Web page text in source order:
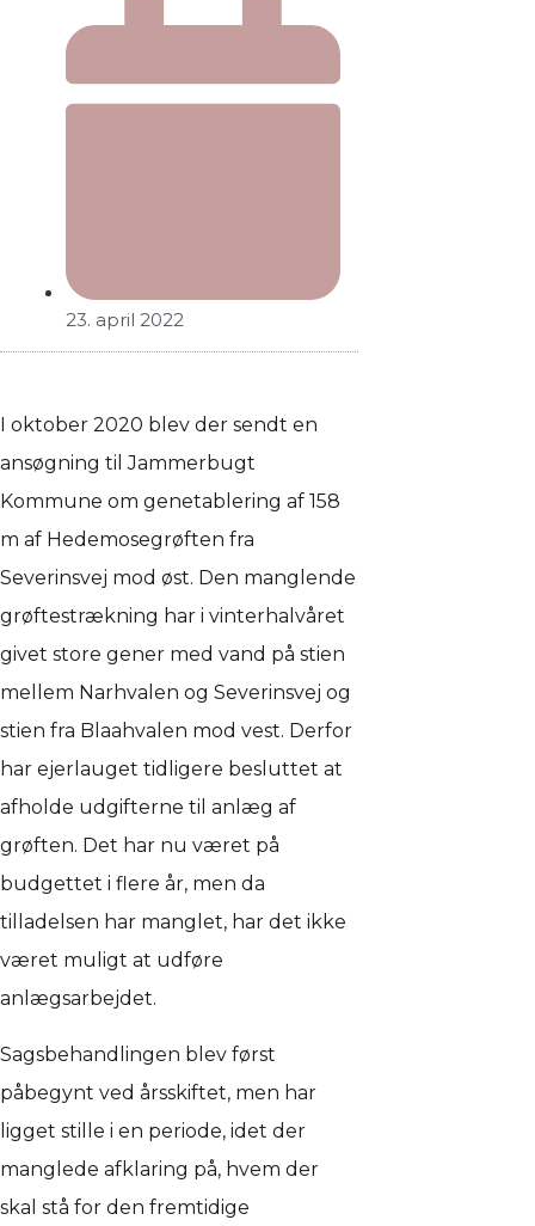
23. april 2022
I oktober 2020 blev der sendt en
ansøgning til Jammerbugt
Kommune om genetablering af 158
m af Hedemosegrøften fra
Severinsvej mod øst. Den manglende
grøftestrækning har i vinterhalvåret
givet store gener med vand på stien
mellem Narhvalen og Severinsvej og
stien fra Blaahvalen mod vest. Derfor
har ejerlauget tidligere besluttet at
afholde udgifterne til anlæg af
grøften. Det har nu været på
budgettet i flere år, men da
tilladelsen har manglet, har det ikke
været muligt at udføre
anlægsarbejdet.
Sagsbehandlingen blev først
påbegynt ved årsskiftet, men har
ligget stille i en periode, idet der
manglede afklaring på, hvem der
skal stå for den fremtidige